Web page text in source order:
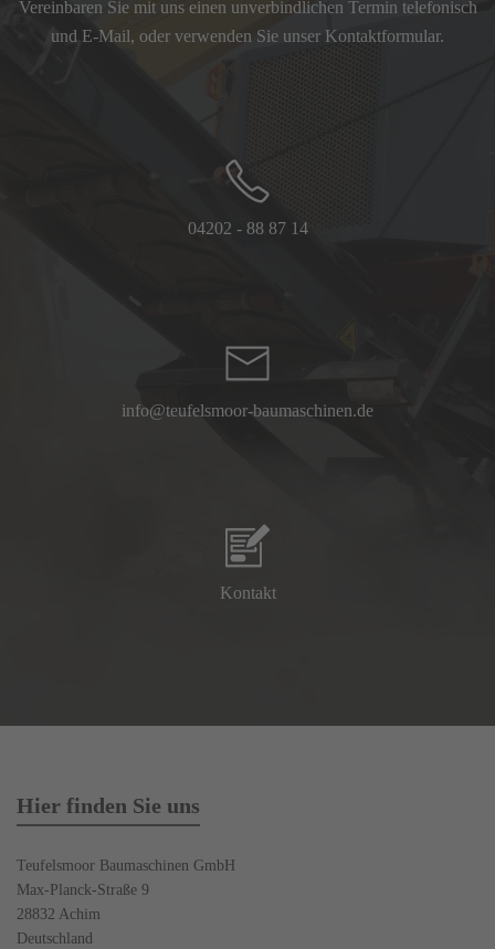
Vereinbaren Sie mit uns einen unverbindlichen Termin telefonisch
und E-Mail, oder verwenden Sie unser Kontaktformular.
04202 - 88 87 14
info@teufelsmoor-baumaschinen.de
Kontakt
Hier finden Sie uns
Teufelsmoor Baumaschinen GmbH
Max-Planck-Straße 9
28832 Achim
Deutschland